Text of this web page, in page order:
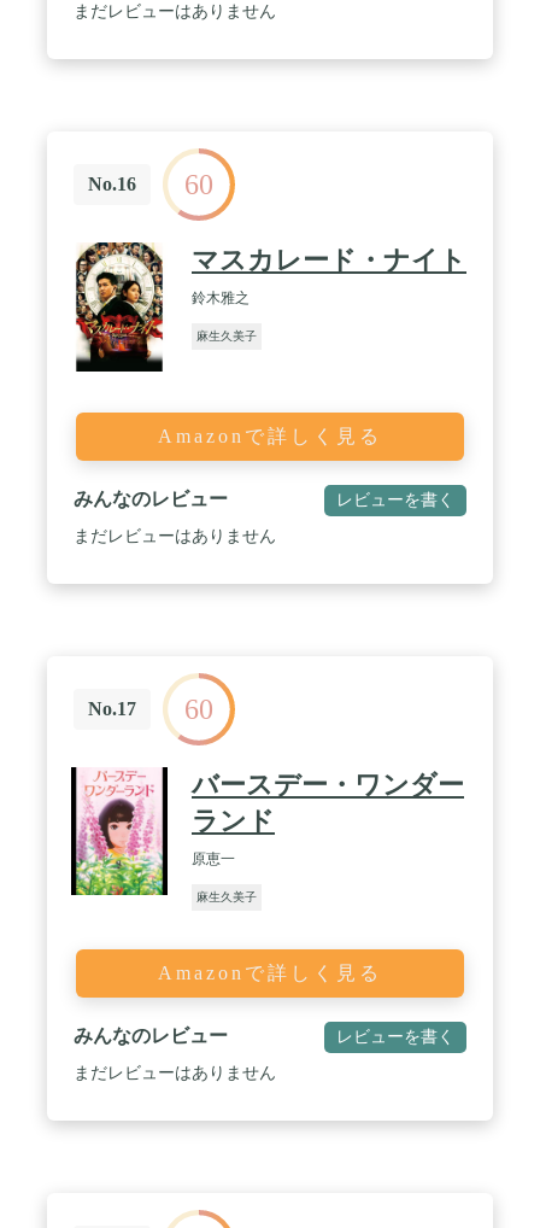
まだレビューはありません
No.16 60
マスカレード・ナイト
鈴木雅之
麻生久美子
Amazonで詳しく見る
みんなのレビュー レビューを書く
まだレビューはありません
No.17 60
バースデー・ワンダー
ランド
原恵一
麻生久美子
Amazonで詳しく見る
みんなのレビュー レビューを書く
まだレビューはありません